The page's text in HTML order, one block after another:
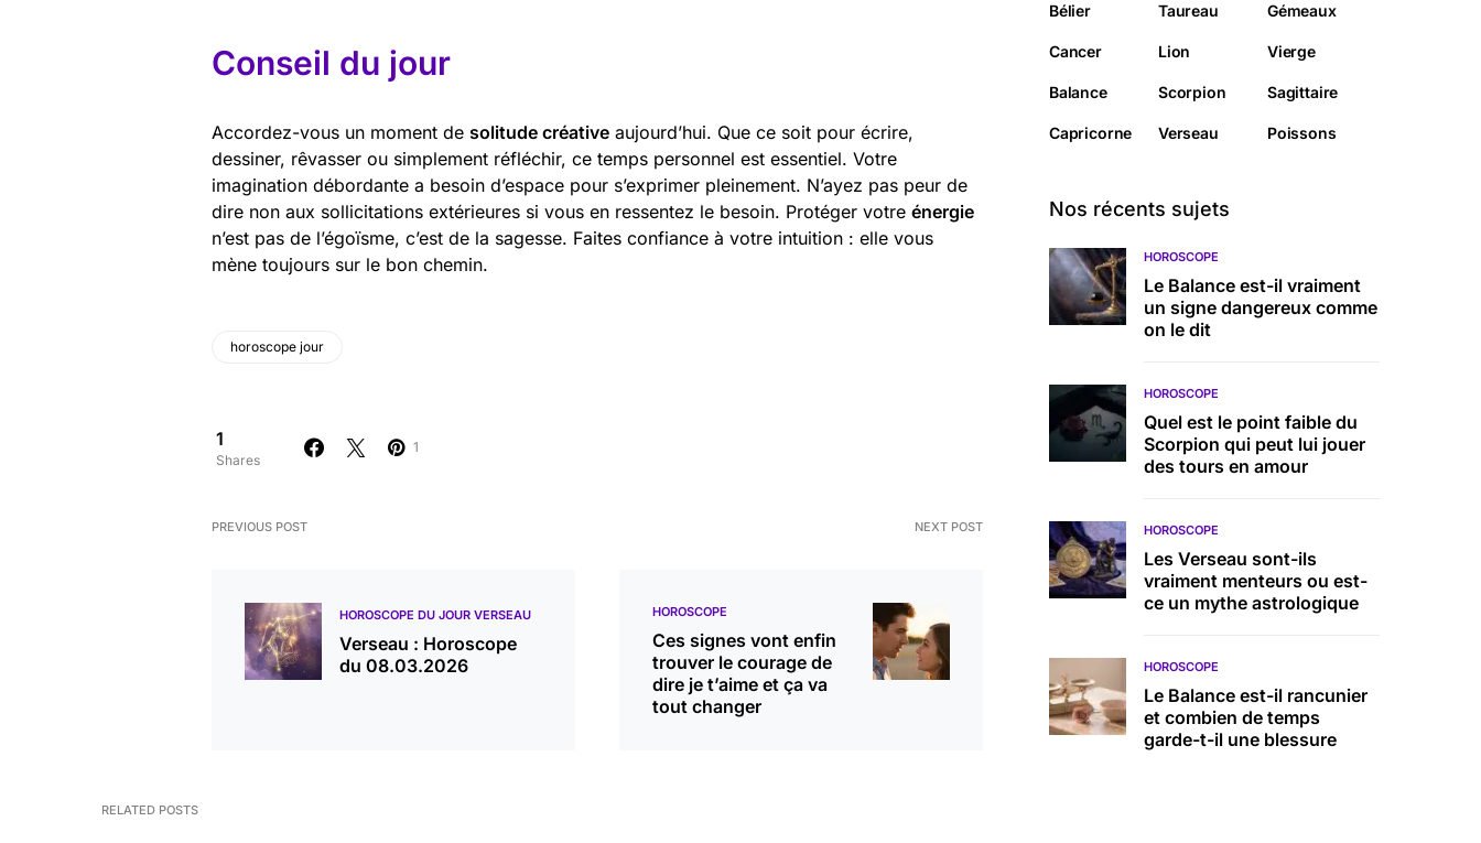
Conseil du jour
Accordez-vous un moment de solitude créative aujourd’hui. Que ce soit pour écrire,
dessiner, rêvasser ou simplement réfléchir, ce temps personnel est essentiel. Votre
imagination débordante a besoin d’espace pour s’exprimer pleinement. N’ayez pas peur de
dire non aux sollicitations extérieures si vous en ressentez le besoin. Protéger votre énergie
n’est pas de l’égoïsme, c’est de la sagesse. Faites confiance à votre intuition : elle vous
mène toujours sur le bon chemin.
horoscope jour
1
Shares
1
PREVIOUS POST
HOROSCOPE DU JOUR VERSEAU
Verseau : Horoscope
du 08.03.2026
NEXT POST
HOROSCOPE
Ces signes vont enfin
trouver le courage de
dire je t’aime et ça va
tout changer
Bélier Taureau Gémeaux
Cancer Lion Vierge
Balance Scorpion Sagittaire
Capricorne Verseau Poissons
Nos récents sujets
HOROSCOPE
Le Balance est-il vraiment
un signe dangereux comme
on le dit
HOROSCOPE
Quel est le point faible du
Scorpion qui peut lui jouer
des tours en amour
HOROSCOPE
Les Verseau sont-ils
vraiment menteurs ou est-
ce un mythe astrologique
HOROSCOPE
Le Balance est-il rancunier
et combien de temps
garde-t-il une blessure
RELATED POSTS